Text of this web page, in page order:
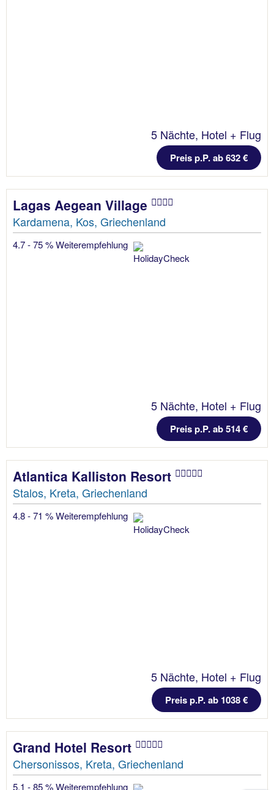
5 Nächte, Hotel + Flug
Preis p.P. ab 632 €
Lagas Aegean Village
Kardamena, Kos, Griechenland
4.7 - 75 % Weiterempfehlung
5 Nächte, Hotel + Flug
Preis p.P. ab 514 €
Atlantica Kalliston Resort
Stalos, Kreta, Griechenland
4.8 - 71 % Weiterempfehlung
5 Nächte, Hotel + Flug
Preis p.P. ab 1038 €
Grand Hotel Resort
Chersonissos, Kreta, Griechenland
5.1 - 85 % Weiterempfehlung